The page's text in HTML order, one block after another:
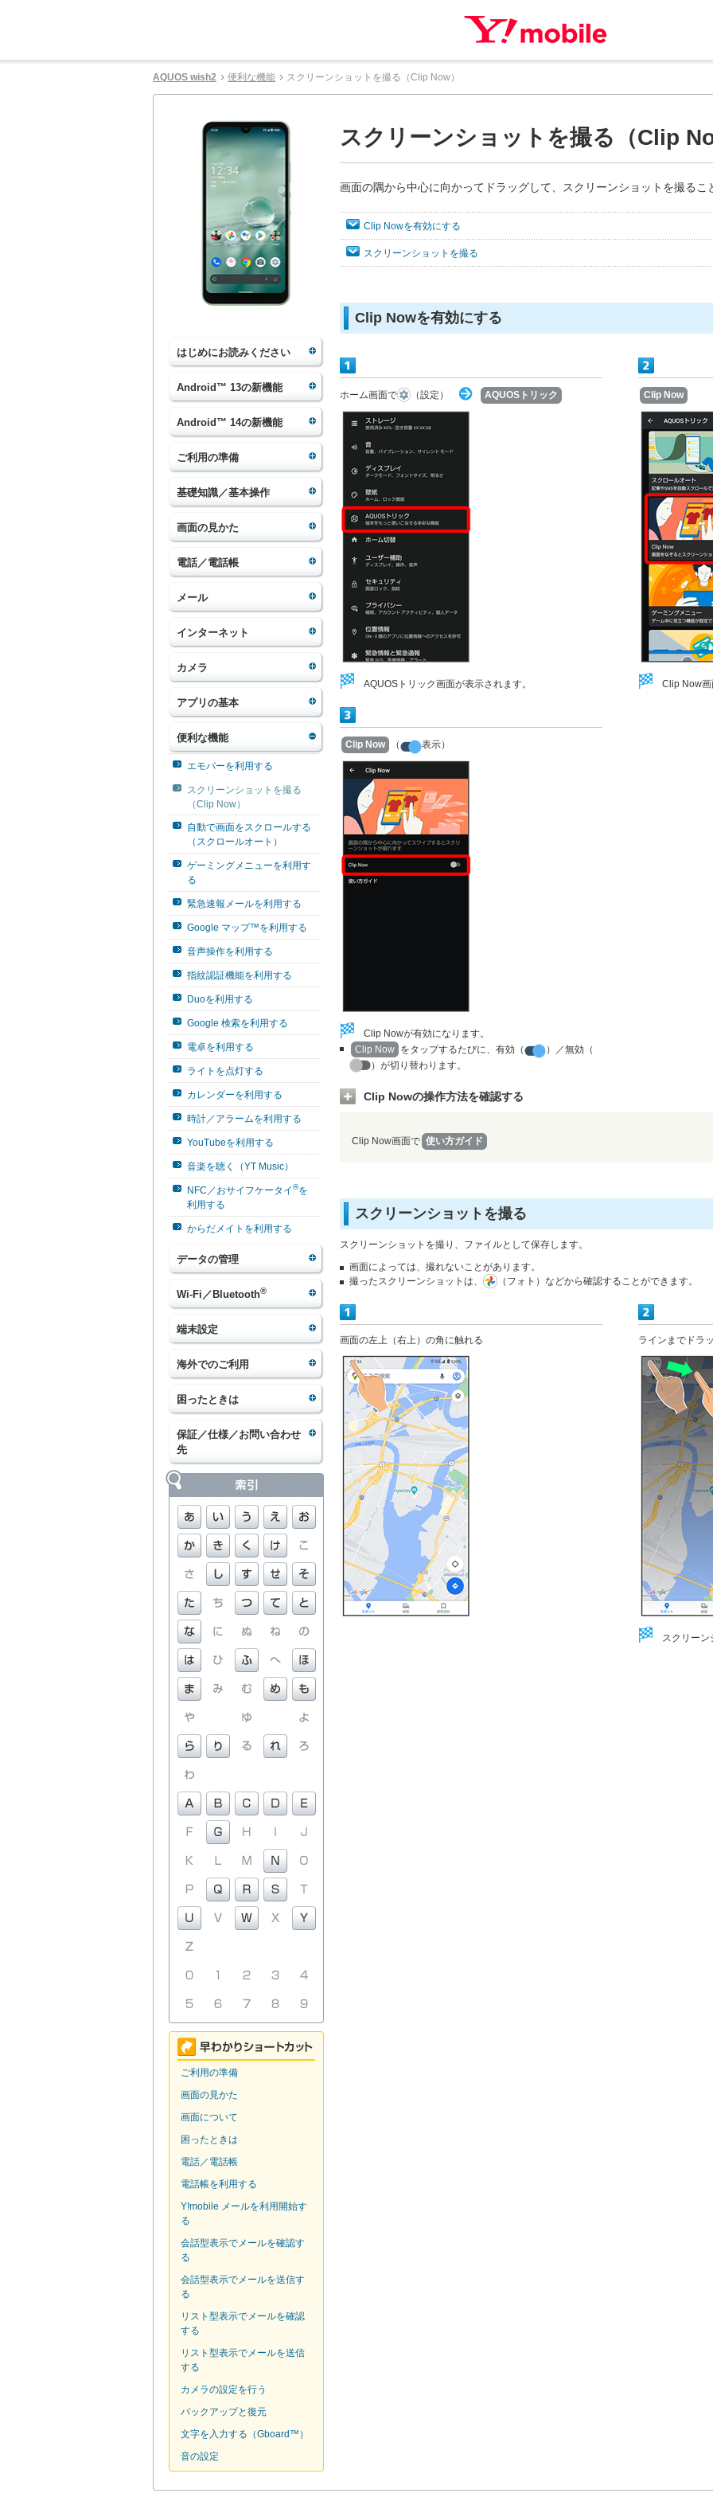
AQUOS wish2 便利な機能 スクリーンショットを撮る（Clip Now）
はじめにお読みください
Android™ 13の新機能
Android™ 14の新機能
ご利用の準備
基礎知識／基本操作
画面の見かた
電話／電話帳
メール
インターネット
カメラ
アプリの基本
便利な機能
エモパーを利用する
スクリーンショットを撮る
（Clip Now）
自動で画面をスクロールする
（スクロールオート）
ゲーミングメニューを利用す
る
緊急速報メールを利用する
Google マップ™を利用する
音声操作を利用する
指紋認証機能を利用する
Duoを利用する
Google 検索を利用する
電卓を利用する
ライトを点灯する
カレンダーを利用する
時計／アラームを利用する
YouTubeを利用する
音楽を聴く（YT Music）
NFC／おサイフケータイ®を
利用する
からだメイトを利用する
データの管理
Wi-Fi／Bluetooth®
端末設定
海外でのご利用
困ったときは
保証／仕様／お問い合わせ
先
ご利用の準備
画面の見かた
画面について
困ったときは
電話／電話帳
電話帳を利用する
Y!mobile メールを利用開始す
る
会話型表示でメールを確認す
る
会話型表示でメールを送信す
る
リスト型表示でメールを確認
する
リスト型表示でメールを送信
する
カメラの設定を行う
バックアップと復元
文字を入力する（Gboard™）
音の設定
スクリーンショットを撮る（Clip
画面の隅から中心に向かってドラッグして、スクリーンショットを撮るこ
Clip Nowを有効にする
スクリーンショットを撮る
Clip Nowを有効にする
ホーム画面で （設定） AQUOSトリック
AQUOSトリック画面が表示されます。
Clip Now
Clip Now
Clip Now （ 表示）
Clip Nowが有効になります。
Clip Now をタップするたびに、有効（
）／無効（
）が切り替わります。
Clip Nowの操作方法を確認する
Clip Now画面で 使い方ガイド
スクリーンショットを撮る
スクリーンショットを撮り、ファイルとして保存します。
画面によっては、撮れないことがあります。
撮ったスクリーンショットは、
（フォト）などから確認することができます。
画面の左上（右上）の角に触れる ラインまでドラ
スクリーン